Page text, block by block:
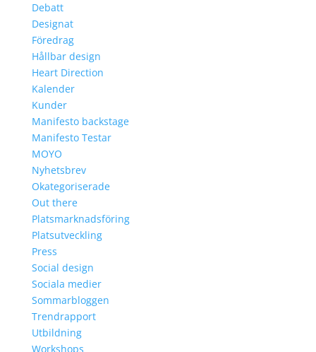
Debatt
Designat
Föredrag
Hållbar design
Heart Direction
Kalender
Kunder
Manifesto backstage
Manifesto Testar
MOYO
Nyhetsbrev
Okategoriserade
Out there
Platsmarknadsföring
Platsutveckling
Press
Social design
Sociala medier
Sommarbloggen
Trendrapport
Utbildning
Workshops